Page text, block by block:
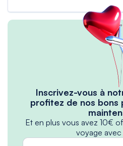
Inscrivez-vous à
profitez de nos bons
Et en plus vous avez 10€
voyage avec